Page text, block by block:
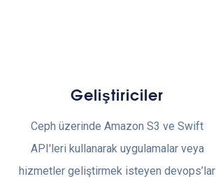
Geliştiriciler
Ceph üzerinde Amazon S3 ve Swift
API'leri kullanarak uygulamalar veya
hizmetler geliştirmek isteyen devops’lar